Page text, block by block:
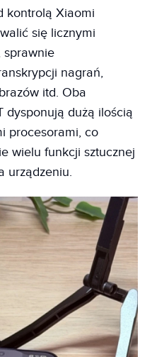
kontrolą Xiaomi
się licznymi
sprawnie
nagrań,
itd. Oba
dysponują dużą ilością
procesorami, co
wielu funkcji sztucznej
urządzeniu.